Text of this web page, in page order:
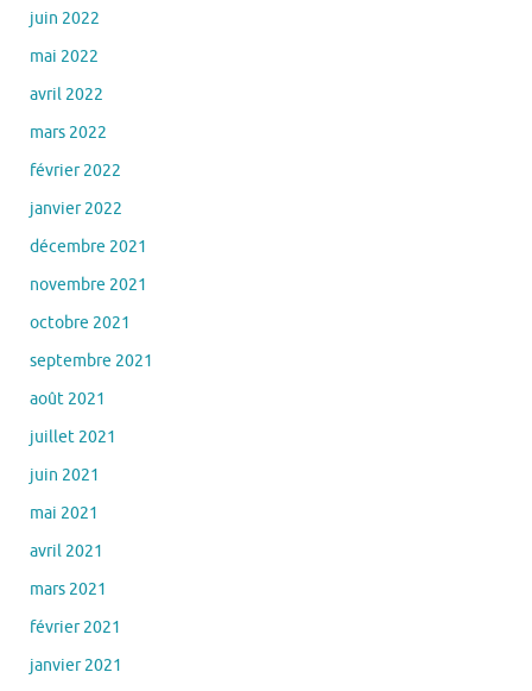
juin 2022
mai 2022
avril 2022
mars 2022
février 2022
janvier 2022
décembre 2021
novembre 2021
octobre 2021
septembre 2021
août 2021
juillet 2021
juin 2021
mai 2021
avril 2021
mars 2021
février 2021
janvier 2021